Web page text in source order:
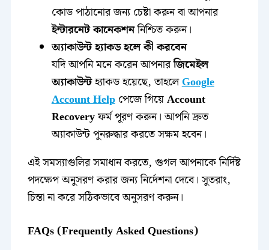
কোড পাঠানোর জন্য চেষ্টা করুন বা আপনার
ইন্টারনেট কানেকশননিশ্চিত করুন।
অ্যাকাউন্ট হ্যাকড হলে কী করবেন
যদি আপনি মনে করেন আপনারজিমেইল
অ্যাকাউন্টহ্যাকড হয়েছে, তাহলেGoogle
Account Helpপেজে গিয়েAccount
Recoveryফর্ম পূরণ করুন। আপনি দ্রুত
অ্যাকাউন্ট পুনরুদ্ধার করতে সক্ষম হবেন।
এই সমস্যাগুলির সমাধান করতে, গুগল আপনাকে নির্দিষ্ট
পদক্ষেপ অনুসরণ করার জন্য নির্দেশনা দেবে। সুতরাং,
চিন্তা না করে সঠিকভাবে অনুসরণ করুন।
FAQs (Frequently Asked Questions)